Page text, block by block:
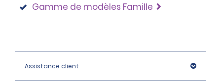
Gamme de modèles Famille
Assistance client